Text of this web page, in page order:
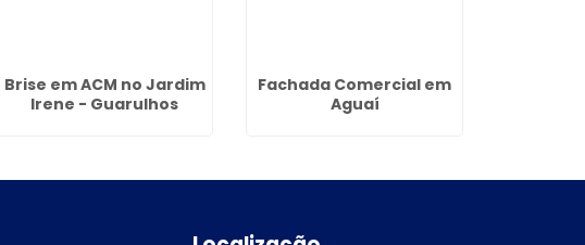
Brise em ACM no Jardim
Irene - Guarulhos
Fachada Comercial em
Aguaí